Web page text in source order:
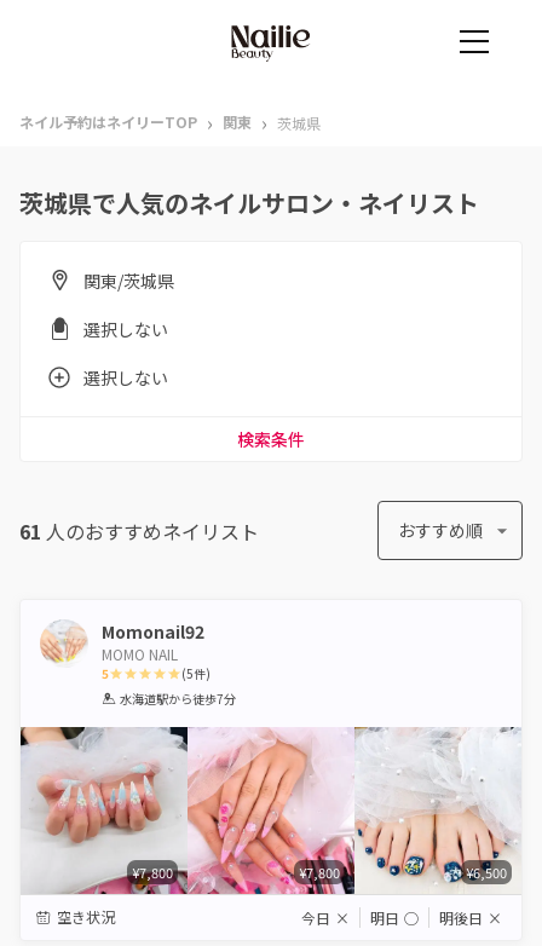
ネイル予約はネイリーTOP › 関東 › 茨城県
茨城県で人気のネイルサロン・ネイリスト
関東/茨城県
選択しない
選択しない
検索条件
61 人のおすすめネイリスト おすすめ順
Momonail92
MOMO NAIL
5
1 2 3 4 5
(5件)
水海道駅から徒歩7分
¥7,800 ¥7,800 ¥6,500
空き状況 今日 × 明日 ◯ 明後日 ×